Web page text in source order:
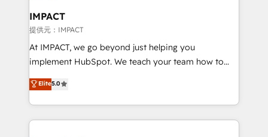
Integration templates that put HubSpot in the center
of your tech stack, syncing... 🛍️ Shopify or
WooCommerce 💲 Stripe or Paypal 💰 Sage or
Netsuite 🤖 Google or Microsoft ✍️ DocuSign or
the rare Advanced "Custom Integrations"
Accreditation, securely sync data across... 🔄 any
IMPACT
提供元：IMPACT
At IMPACT, we go beyond just helping you
implement HubSpot. We teach your team how to
master it. As the creators of the Endless Customers
System™ (the next evolution of They Ask, You
Answer), we’re the only HubSpot partner built
entirely around coaching and training. That means
Elite5.0